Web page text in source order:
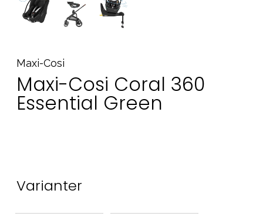
Maxi-Cosi
Maxi-Cosi Coral 360
Essential Green
Varianter
Sol og bading
Kontakt oss på